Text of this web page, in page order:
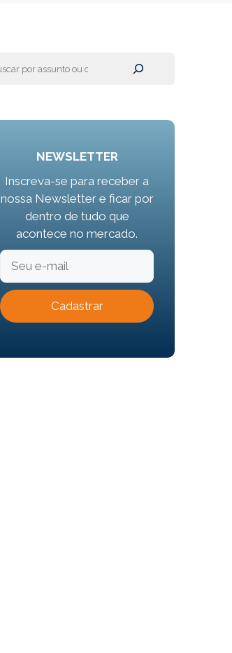
NEWSLETTER
Inscreva-se para receber a
nossa Newsletter e ficar por
dentro de tudo que
acontece no mercado.